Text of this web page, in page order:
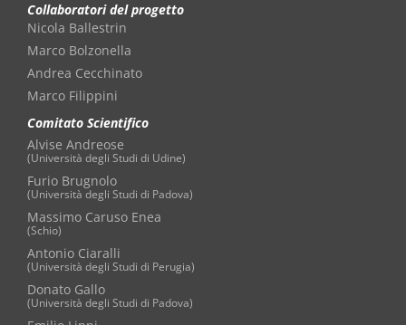
Collaboratori del progetto
Nicola Ballestrin
Marco Bolzonella
Andrea Cecchinato
Marco Filippini
Comitato Scientifico
Alvise Andreose
(Università degli Studi di Udine)
Furio Brugnolo
(Università degli Studi di Padova)
Massimo Caruso Enea
(Schio)
Antonio Ciaralli
(Università degli Studi di Perugia)
Donato Gallo
(Università degli Studi di Padova)